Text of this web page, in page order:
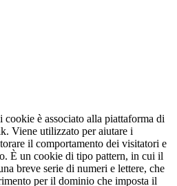
cookie è associato alla piattaforma di
Viene utilizzato per aiutare i
il comportamento dei visitatori e
È un cookie di tipo pattern, in cui il
breve serie di numeri e lettere, che
per il dominio che imposta il